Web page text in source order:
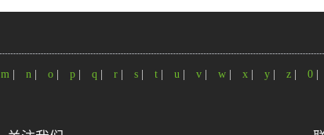
m n o p q r s t u v w x y z 0